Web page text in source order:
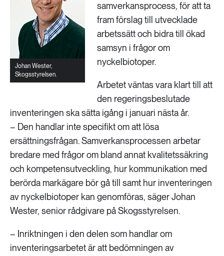
Johan Wester,
Skogsstyrelsen.
samverkansprocess, för att ta
fram förslag till utvecklade
arbetssätt och bidra till ökad
samsyn i frågor om
nyckelbiotoper.
Arbetet väntas vara klart till att
den regeringsbeslutade
inventeringen ska sätta igång i januari nästa år.
– Den handlar inte specifikt om att lösa
ersättningsfrågan. Samverkansprocessen arbetar
bredare med frågor om bland annat kvalitetssäkring
och kompetensutveckling, hur kommunikation med
berörda markägare bör gå till samt hur inventeringen
av nyckelbiotoper kan genomföras, säger Johan
Wester, senior rådgivare på Skogsstyrelsen.
– Inriktningen i den delen som handlar om
inventeringsarbetet är att bedömningen av